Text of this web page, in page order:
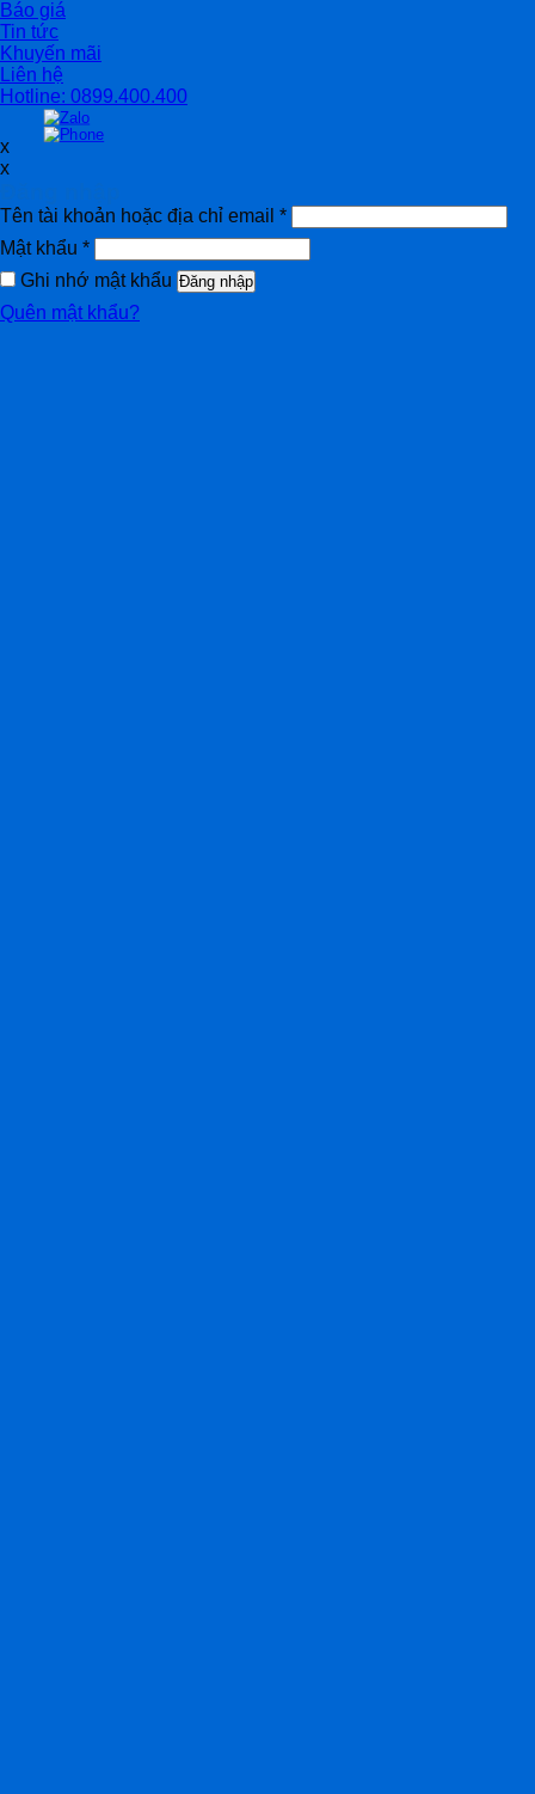
Báo giá
Tin tức
Khuyến mãi
Liên hệ
Hotline: 0899.400.400
x
x
Tên tài khoản hoặc địa chỉ email *
Mật khẩu *
Ghi nhớ mật khẩu Đăng nhập
Quên mật khẩu?